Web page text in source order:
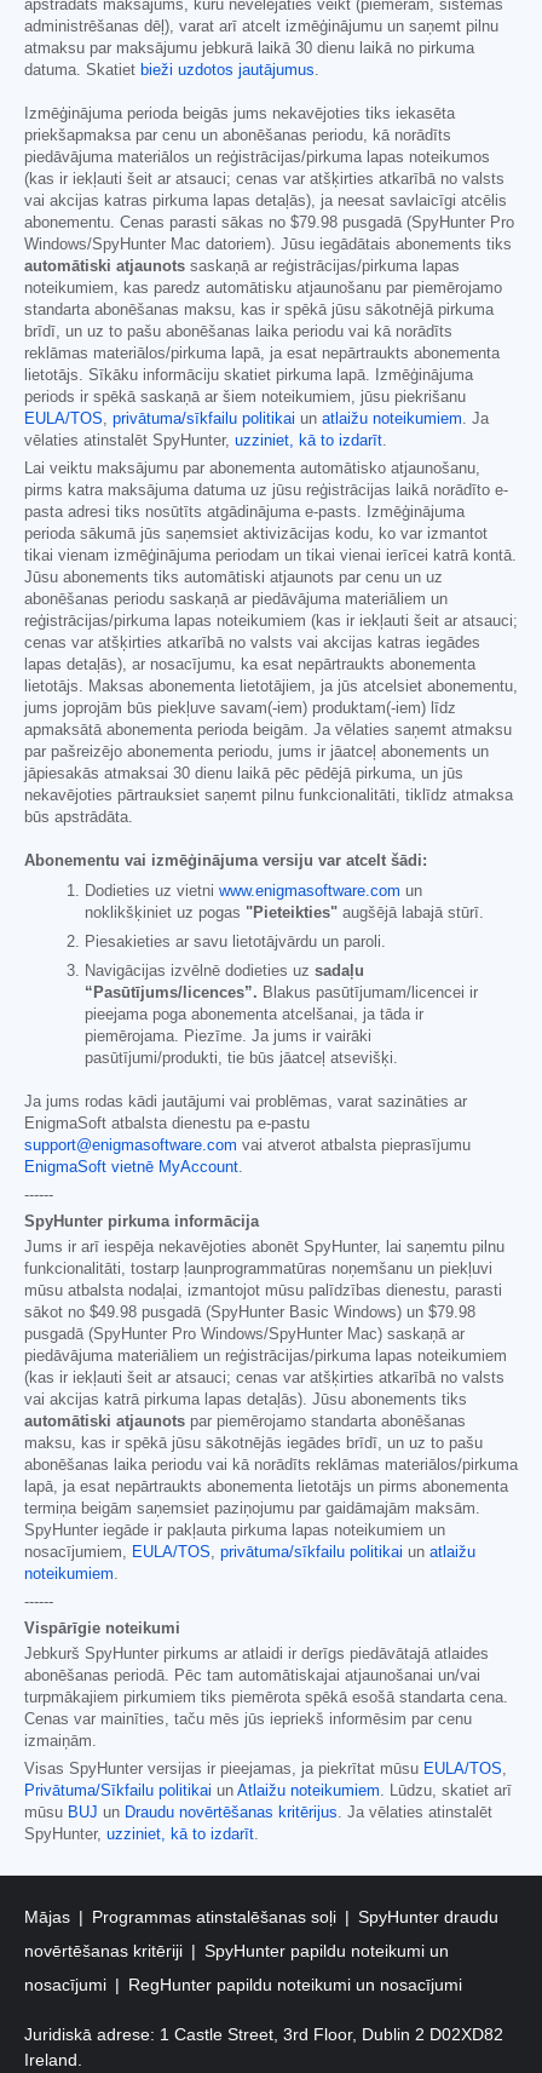
apstrādāts maksājums, kuru nevēlējāties veikt (piemēram, sistēmas
administrēšanas dēļ), varat arī atcelt izmēģinājumu un saņemt pilnu
atmaksu par maksājumu jebkurā laikā 30 dienu laikā no pirkuma
datuma. Skatiet bieži uzdotos jautājumus.
Izmēģinājuma perioda beigās jums nekavējoties tiks iekasēta
priekšapmaksa par cenu un abonēšanas periodu, kā norādīts
piedāvājuma materiālos un reģistrācijas/pirkuma lapas noteikumos
(kas ir iekļauti šeit ar atsauci; cenas var atšķirties atkarībā no valsts
vai akcijas katras pirkuma lapas detaļās), ja neesat savlaicīgi atcēlis
abonementu. Cenas parasti sākas no $79.98 pusgadā (SpyHunter Pro
Windows/SpyHunter Mac datoriem). Jūsu iegādātais abonements tiks
automātiski atjaunots saskaņā ar reģistrācijas/pirkuma lapas
noteikumiem, kas paredz automātisku atjaunošanu par piemērojamo
standarta abonēšanas maksu, kas ir spēkā jūsu sākotnējā pirkuma
brīdī, un uz to pašu abonēšanas laika periodu vai kā norādīts
reklāmas materiālos/pirkuma lapā, ja esat nepārtraukts abonementa
lietotājs. Sīkāku informāciju skatiet pirkuma lapā. Izmēģinājuma
periods ir spēkā saskaņā ar šiem noteikumiem, jūsu piekrišanu
EULA/TOS, privātuma/sīkfailu politikai un atlaižu noteikumiem. Ja
vēlaties atinstalēt SpyHunter, uzziniet, kā to izdarīt.
Lai veiktu maksājumu par abonementa automātisko atjaunošanu,
pirms katra maksājuma datuma uz jūsu reģistrācijas laikā norādīto e-
pasta adresi tiks nosūtīts atgādinājuma e-pasts. Izmēģinājuma
perioda sākumā jūs saņemsiet aktivizācijas kodu, ko var izmantot
tikai vienam izmēģinājuma periodam un tikai vienai ierīcei katrā kontā.
Jūsu abonements tiks automātiski atjaunots par cenu un uz
abonēšanas periodu saskaņā ar piedāvājuma materiāliem un
reģistrācijas/pirkuma lapas noteikumiem (kas ir iekļauti šeit ar atsauci;
cenas var atšķirties atkarībā no valsts vai akcijas katras iegādes
lapas detaļās), ar nosacījumu, ka esat nepārtraukts abonementa
lietotājs. Maksas abonementa lietotājiem, ja jūs atcelsiet abonementu,
jums joprojām būs piekļuve savam(-iem) produktam(-iem) līdz
apmaksātā abonementa perioda beigām. Ja vēlaties saņemt atmaksu
par pašreizējo abonementa periodu, jums ir jāatceļ abonements un
jāpiesakās atmaksai 30 dienu laikā pēc pēdējā pirkuma, un jūs
nekavējoties pārtrauksiet saņemt pilnu funkcionalitāti, tiklīdz atmaksa
būs apstrādāta.
Abonementu vai izmēģinājuma versiju var atcelt šādi:
Dodieties uz vietni www.enigmasoftware.com un
noklikšķiniet uz pogas "Pieteikties" augšējā labajā stūrī.
Piesakieties ar savu lietotājvārdu un paroli.
Navigācijas izvēlnē dodieties uz sadaļu
“Pasūtījums/licences”. Blakus pasūtījumam/licencei ir
pieejama poga abonementa atcelšanai, ja tāda ir
piemērojama. Piezīme. Ja jums ir vairāki
pasūtījumi/produkti, tie būs jāatceļ atsevišķi.
Ja jums rodas kādi jautājumi vai problēmas, varat sazināties ar
EnigmaSoft atbalsta dienestu pa e-pastu
support@enigmasoftware.com vai atverot atbalsta pieprasījumu
EnigmaSoft vietnē MyAccount.
------
SpyHunter pirkuma informācija
Jums ir arī iespēja nekavējoties abonēt SpyHunter, lai saņemtu pilnu
funkcionalitāti, tostarp ļaunprogrammatūras noņemšanu un piekļuvi
mūsu atbalsta nodaļai, izmantojot mūsu palīdzības dienestu, parasti
sākot no $49.98 pusgadā (SpyHunter Basic Windows) un $79.98
pusgadā (SpyHunter Pro Windows/SpyHunter Mac) saskaņā ar
piedāvājuma materiāliem un reģistrācijas/pirkuma lapas noteikumiem
(kas ir iekļauti šeit ar atsauci; cenas var atšķirties atkarībā no valsts
vai akcijas katrā pirkuma lapas detaļās). Jūsu abonements tiks
automātiski atjaunots par piemērojamo standarta abonēšanas
maksu, kas ir spēkā jūsu sākotnējās iegādes brīdī, un uz to pašu
abonēšanas laika periodu vai kā norādīts reklāmas materiālos/pirkuma
lapā, ja esat nepārtraukts abonementa lietotājs un pirms abonementa
termiņa beigām saņemsiet paziņojumu par gaidāmajām maksām.
SpyHunter iegāde ir pakļauta pirkuma lapas noteikumiem un
nosacījumiem, EULA/TOS, privātuma/sīkfailu politikai un atlaižu
noteikumiem.
------
Vispārīgie noteikumi
Jebkurš SpyHunter pirkums ar atlaidi ir derīgs piedāvātajā atlaides
abonēšanas periodā. Pēc tam automātiskajai atjaunošanai un/vai
turpmākajiem pirkumiem tiks piemērota spēkā esošā standarta cena.
Cenas var mainīties, taču mēs jūs iepriekš informēsim par cenu
izmaiņām.
Visas SpyHunter versijas ir pieejamas, ja piekrītat mūsu EULA/TOS,
Privātuma/Sīkfailu politikai un Atlaižu noteikumiem. Lūdzu, skatiet arī
mūsu BUJ un Draudu novērtēšanas kritērijus. Ja vēlaties atinstalēt
SpyHunter, uzziniet, kā to izdarīt.
Mājas Programmas atinstalēšanas soļi
SpyHunter draudu
novērtēšanas kritēriji
SpyHunter papildu noteikumi un
nosacījumi
RegHunter papildu noteikumi un nosacījumi
Juridiskā adrese: 1 Castle Street, 3rd Floor, Dublin 2 D02XD82
Ireland.